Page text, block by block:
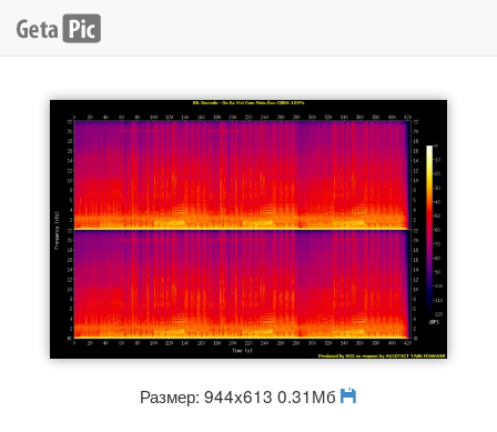
Размер: 944x613 0.31Мб